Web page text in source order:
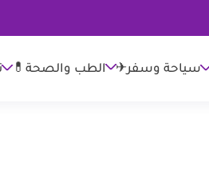
سياحة وسفر✈ الطب والصحة💊